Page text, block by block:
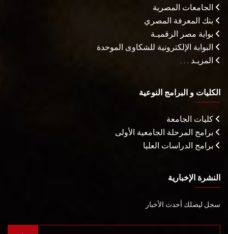
الجامعات المصرية
بنك المعرفة المصري
بوابة مصر الرقميـة
البوابة الإلكترونية للشكاوى الموحدة
المزيـد . . .
الكليات و البرامج النوعية
كليات الجامعة
برامج المرحلة الجامعية الأولى
برامج الدراسات العليا
النشرة الإخبارية
سجل ليصلك أحدث الأخبار